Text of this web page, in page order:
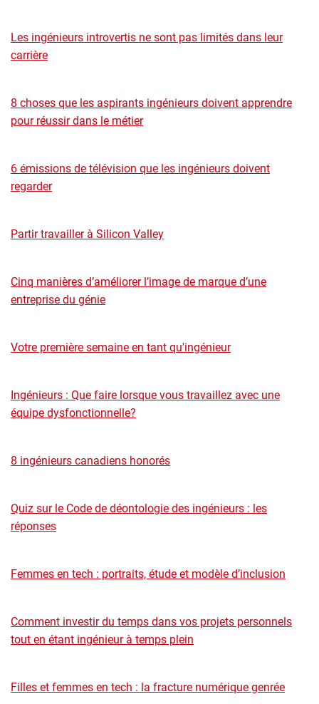
Les ingénieurs introvertis ne sont pas limités dans leur
carrière
8 choses que les aspirants ingénieurs doivent apprendre
pour réussir dans le métier
6 émissions de télévision que les ingénieurs doivent
regarder
Partir travailler à Silicon Valley
Cinq manières d’améliorer l’image de marque d’une
entreprise du génie
Votre première semaine en tant qu'ingénieur
Ingénieurs : Que faire lorsque vous travaillez avec une
équipe dysfonctionnelle?
8 ingénieurs canadiens honorés
Quiz sur le Code de déontologie des ingénieurs : les
réponses
Femmes en tech : portraits, étude et modèle d’inclusion
Comment investir du temps dans vos projets personnels
tout en étant ingénieur à temps plein
Filles et femmes en tech : la fracture numérique genrée